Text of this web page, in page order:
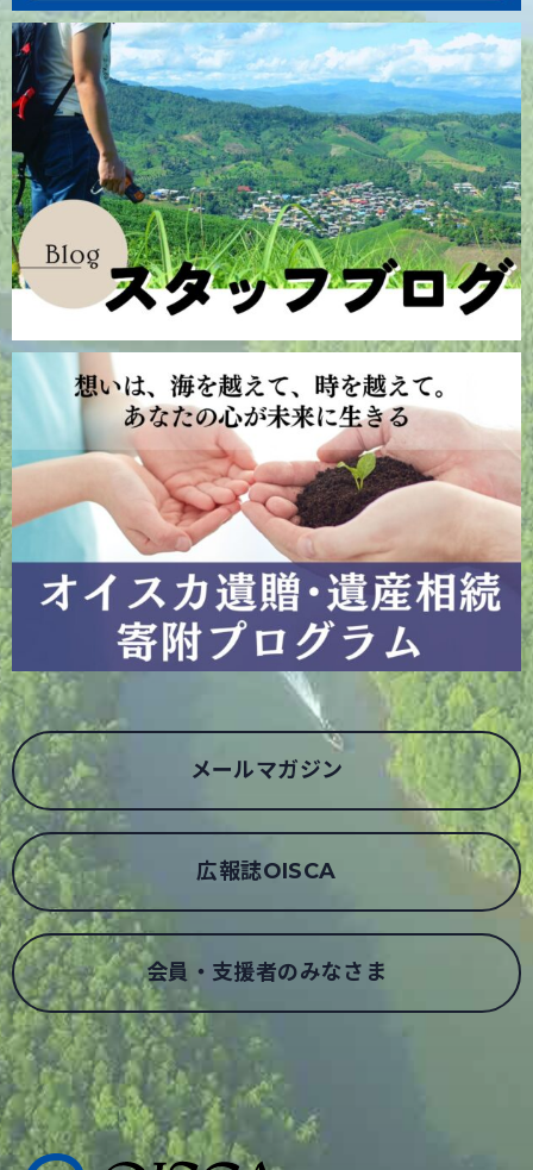
メールマガジン
広報誌OISCA
会員・支援者のみなさま